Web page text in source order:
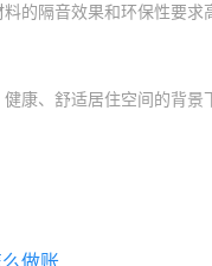
的隔音效果和环保性要求
康、舒适居住空间的背景
做账